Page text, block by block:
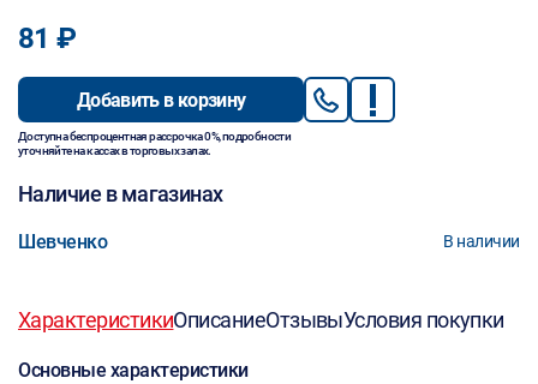
81 ₽
Добавить в корзину
Доступна беспроцентная рассрочка 0%, подробности
уточняйте на кассах в торговых залах.
Наличие в магазинах
Шевченко В наличии
ХарактеристикиОписаниеОтзывыУсловия покупки
Основные характеристики